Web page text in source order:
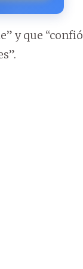
y que “confió